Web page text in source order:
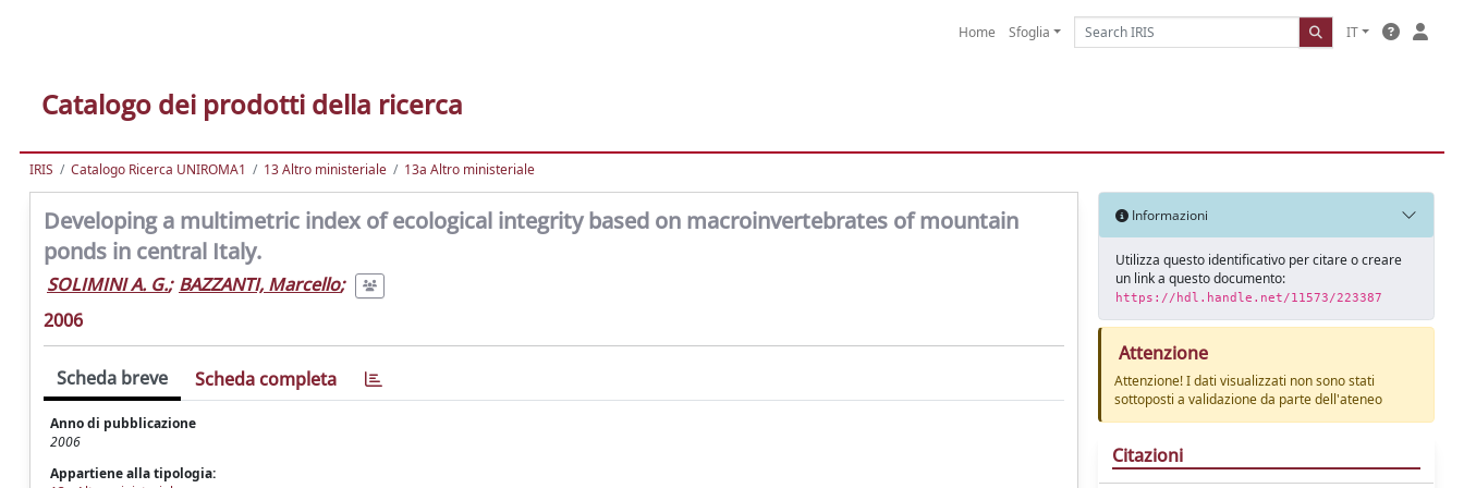
Home Sfoglia IT
Catalogo dei prodotti della ricerca
IRIS Catalogo Ricerca UNIROMA1 13 Altro ministeriale 13a Altro ministeriale
Developing a multimetric index of ecological integrity based on macroinvertebrates of mountain
ponds in central Italy.
SOLIMINI A. G.; BAZZANTI, Marcello;
2006
Scheda breve Scheda completa
Anno di pubblicazione
2006
Appartiene alla tipologia:
Informazioni
Utilizza questo identificativo per citare o creare
un link a questo documento:
https://hdl.handle.net/11573/223387
Attenzione
Attenzione! I dati visualizzati non sono stati
sottoposti a validazione da parte dell'ateneo
Citazioni